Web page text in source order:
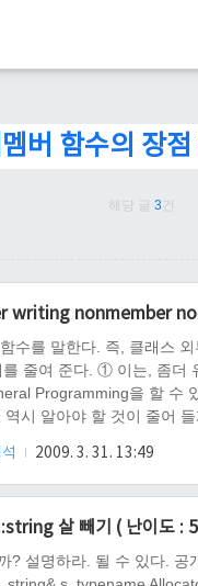
버 함수의 장점
해당 글 3 건
writing nonmember
수를 말한다. 즉, 클래스
줄여 준다. ① 이는, 좀
Programming을 할 수
시 알아야 할 것이 줄어
2009. 3. 31. 13:49
살 빼기 ( 난이도 :
? 설명하라. 될 수 있다.